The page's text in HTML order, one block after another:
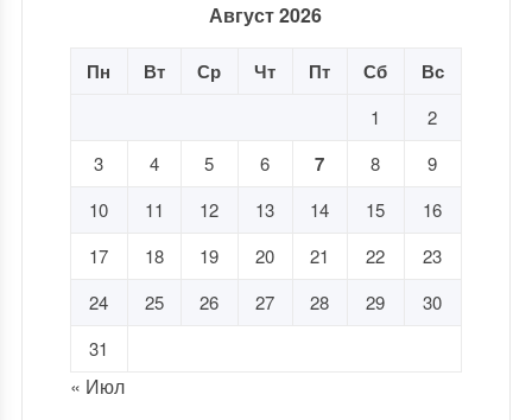
Август 2026
Пн Вт Ср Чт Пт Сб Вс
1
2
3
4 5 6 7 8
9
10
11 12 13 14 15
16
17
18 19 20 21 22
23
24
25 26 27 28 29
30
31
« Июл